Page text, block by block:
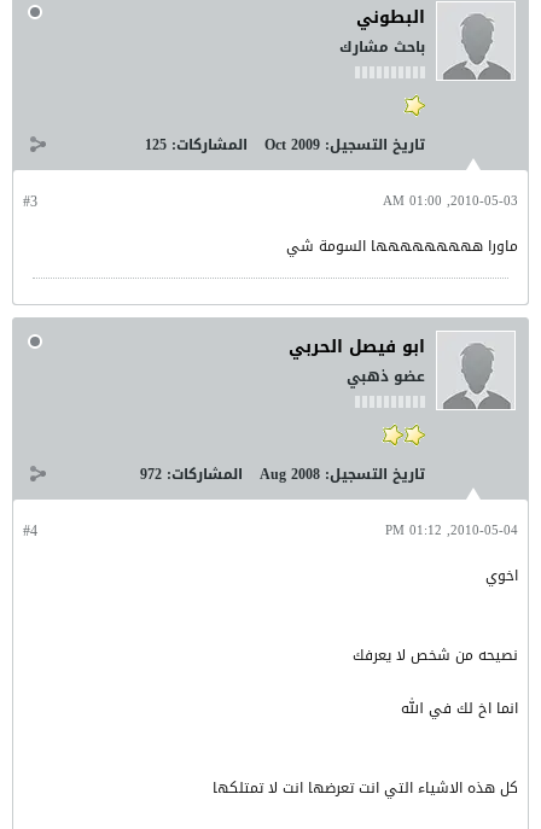
البطوني
باحث مشارك
تاريخ التسجيل: Oct 2009 المشاركات: 125
#3 2010-05-03, 01:00 AM
ماورا ههههههههها السومة شي
ابو فيصل الحربي
عضو ذهبي
تاريخ التسجيل: Aug 2008 المشاركات: 972
#4 2010-05-04, 01:12 PM
اخوي
نصيحه من شخص لا يعرفك
انما اخ لك في الله
كل هذه الاشياء التي انت تعرضها انت لا تمتلكها